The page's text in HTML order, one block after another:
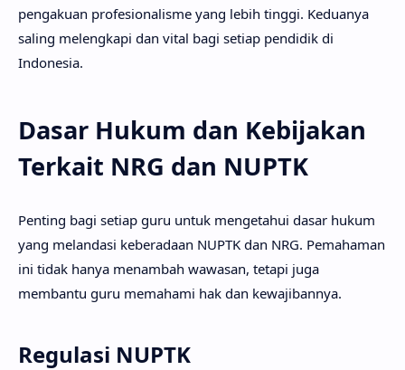
pengakuan profesionalisme yang lebih tinggi. Keduanya
saling melengkapi dan vital bagi setiap pendidik di
Indonesia.
Dasar Hukum dan Kebijakan
Terkait NRG dan NUPTK
Penting bagi setiap guru untuk mengetahui dasar hukum
yang melandasi keberadaan NUPTK dan NRG. Pemahaman
ini tidak hanya menambah wawasan, tetapi juga
membantu guru memahami hak dan kewajibannya.
Regulasi NUPTK